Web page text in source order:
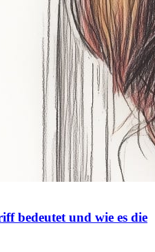
bedeutet und wie es die